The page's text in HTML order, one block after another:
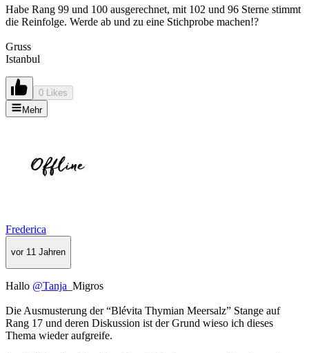
Habe Rang 99 und 100 ausgerechnet, mit 102 und 96 Sterne stimmt
die Reinfolge. Werde ab und zu eine Stichprobe machen!?
Gruss
Istanbul
0 Likes
Mehr
Frederica
vor 11 Jahren
Hallo @Tanja _Migros
Die Ausmusterung der “Blévita Thymian Meersalz” Stange auf
Rang 17 und deren Diskussion ist der Grund wieso ich dieses
Thema wieder aufgreife.